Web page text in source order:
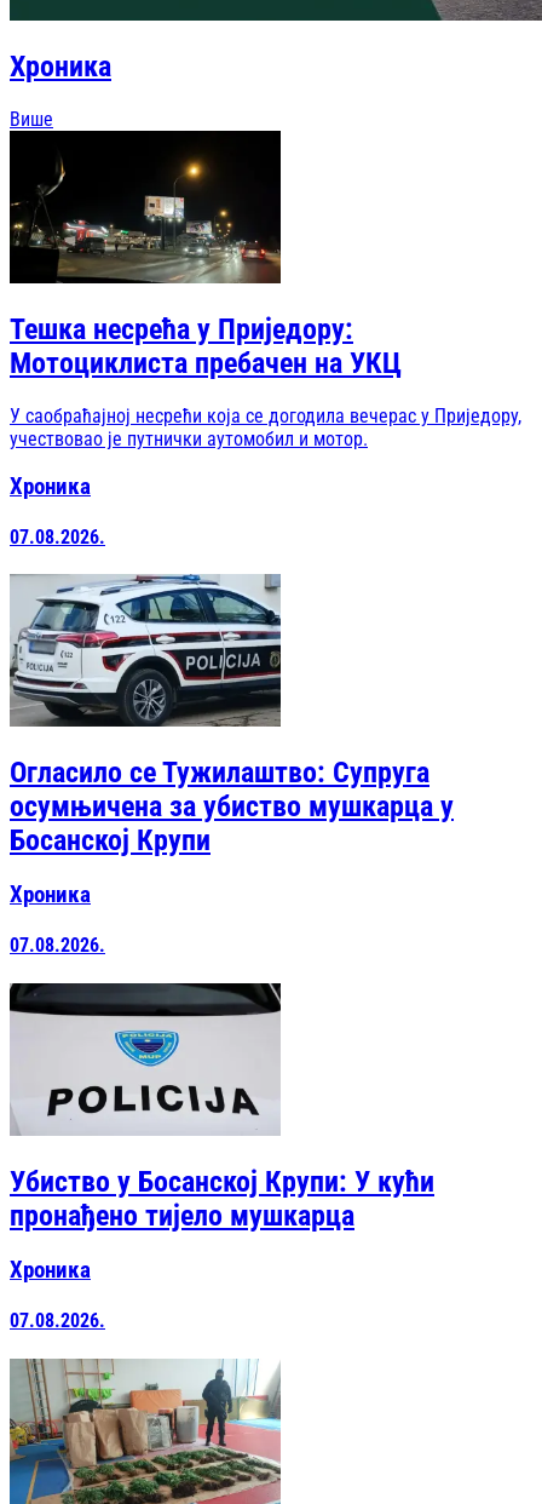
Хроника
Више
Тешка несрећа у Приједору:
Мотоциклиста пребачен на УКЦ
У саобраћајној несрећи која се догодила вечерас у Приједору,
учествовао је путнички аутомобил и мотор.
Хроника
07.08.2026.
Огласило се Тужилаштво: Супруга
осумњичена за убиство мушкарца у
Босанској Крупи
Хроника
07.08.2026.
Убиство у Босанској Крупи: У кући
пронађено тијело мушкарца
Хроника
07.08.2026.